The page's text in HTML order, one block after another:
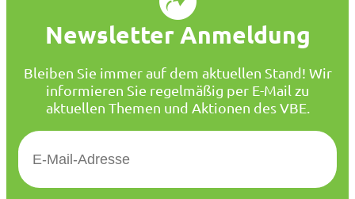
Newsletter Anmeldung
Bleiben Sie immer auf dem aktuellen Stand! Wir
informieren Sie regelmäßig per E-Mail zu
aktuellen Themen und Aktionen des VBE.
E
M